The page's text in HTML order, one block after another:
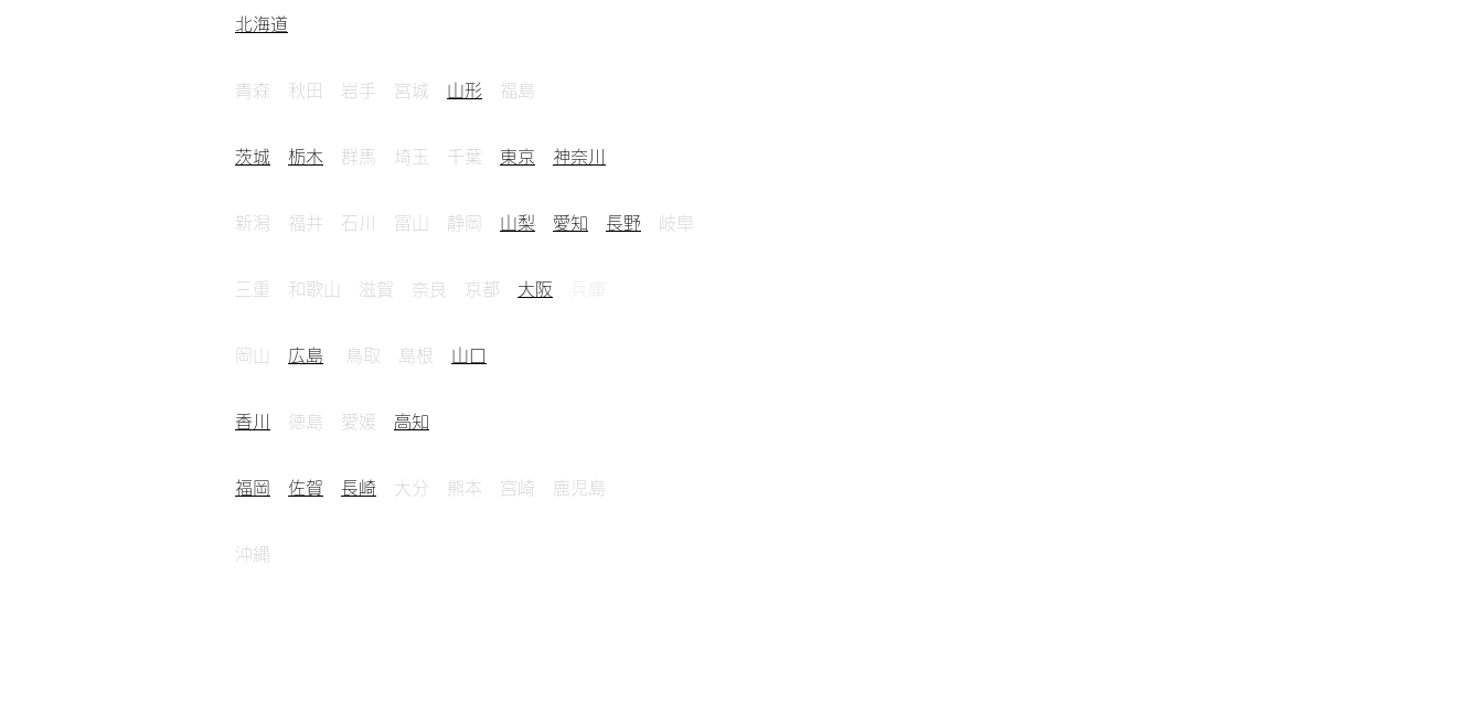
北海道
青森 秋田 岩手 宮城 山形 福島
茨城 栃木 群馬 埼玉 千葉 東京 神奈川
新潟 福井 石川 富山 静岡 山梨 愛知 長野 岐阜
三重 和歌山 滋賀 奈良 京都 大阪
岡山 広島 鳥取 島根 山口
香川 徳島 愛媛 高知
福岡 佐賀 長崎 大分 熊本 宮崎 鹿児島
沖縄